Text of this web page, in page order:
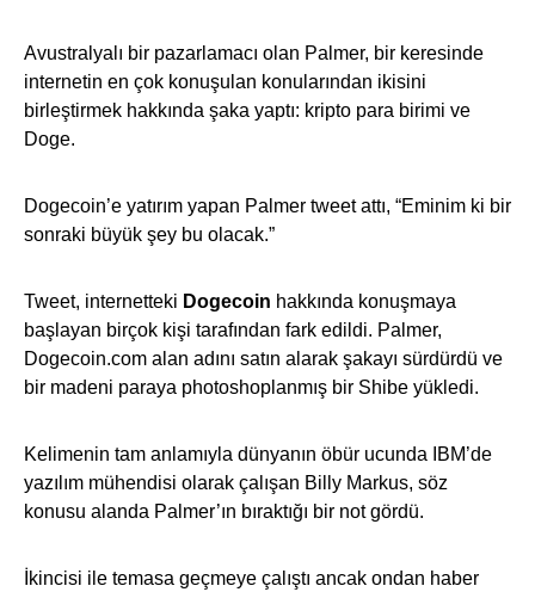
Avustralyalı bir pazarlamacı olan Palmer, bir keresinde
internetin en çok konuşulan konularından ikisini
birleştirmek hakkında şaka yaptı: kripto para birimi ve
Doge.
Dogecoin’e yatırım yapan Palmer tweet attı, “Eminim ki bir
sonraki büyük şey bu olacak.”
Tweet, internetteki Dogecoin hakkında konuşmaya
başlayan birçok kişi tarafından fark edildi. Palmer,
Dogecoin.com alan adını satın alarak şakayı sürdürdü ve
bir madeni paraya photoshoplanmış bir Shibe yükledi.
Kelimenin tam anlamıyla dünyanın öbür ucunda IBM’de
yazılım mühendisi olarak çalışan Billy Markus, söz
konusu alanda Palmer’ın bıraktığı bir not gördü.
İkincisi ile temasa geçmeye çalıştı ancak ondan haber